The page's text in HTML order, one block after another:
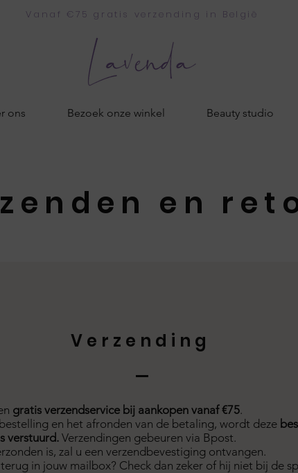
Vanaf €75 gratis verzending in België
ons Bezoek onze winkel Beauty studio
en
Verzending
gratis verzendservice bij aankopen vanaf €75.
en het afronden van de betaling, wordt deze
verstuurd. Verzendingen gebeuren via Bpost.
is, zal u een verzendbevestiging ontvangen.
in jouw mailbox? Check dan zeker of hij niet bij de